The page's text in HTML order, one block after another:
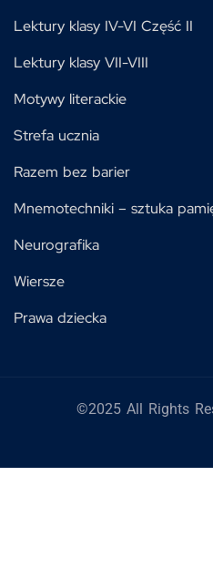
Lektury klasy IV-VI Część II
Lektury klasy VII-VIII
Motywy literackie
Strefa ucznia
Razem bez barier
Mnemotechniki – sztuka
Neurografika
Wiersze
Prawa dziecka
©2025 All Rights